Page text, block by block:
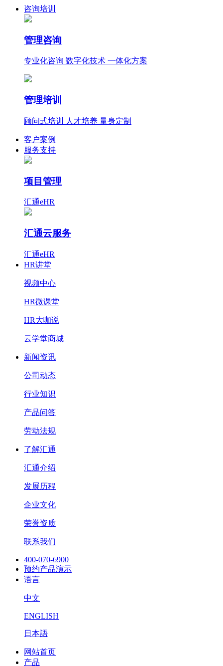
咨询培训
管理咨询
专业化咨询 数字化技术 一体化方案
管理培训
顾问式培训 人才培养 量身定制
客户案例
服务支持
项目管理
汇通eHR
汇通云服务
汇通eHR
HR讲堂
视频中心
HR微课堂
HR大咖说
云学堂商城
新闻资讯
公司动态
行业知识
产品问答
劳动法规
了解汇通
汇通介绍
发展历程
企业文化
荣誉资质
联系我们
400-070-6900
预约产品演示
语言
中文
ENGLISH
日本語
网站首页
产品